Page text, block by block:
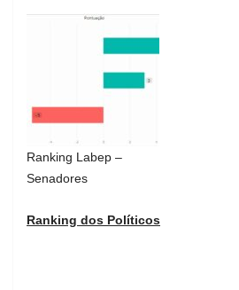
Ranking Labep –
Senadores
Ranking dos Políticos